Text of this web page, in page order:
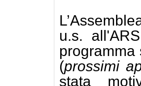
u.s.
(prossimi
stata